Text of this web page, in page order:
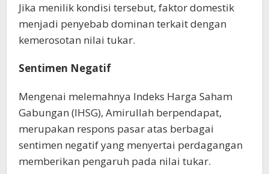
Jika menilik kondisi tersebut, faktor domestik
menjadi penyebab dominan terkait dengan
kemerosotan nilai tukar.
Sentimen Negatif
Mengenai melemahnya Indeks Harga Saham
Gabungan (IHSG), Amirullah berpendapat,
merupakan respons pasar atas berbagai
sentimen negatif yang menyertai perdagangan
memberikan pengaruh pada nilai tukar.